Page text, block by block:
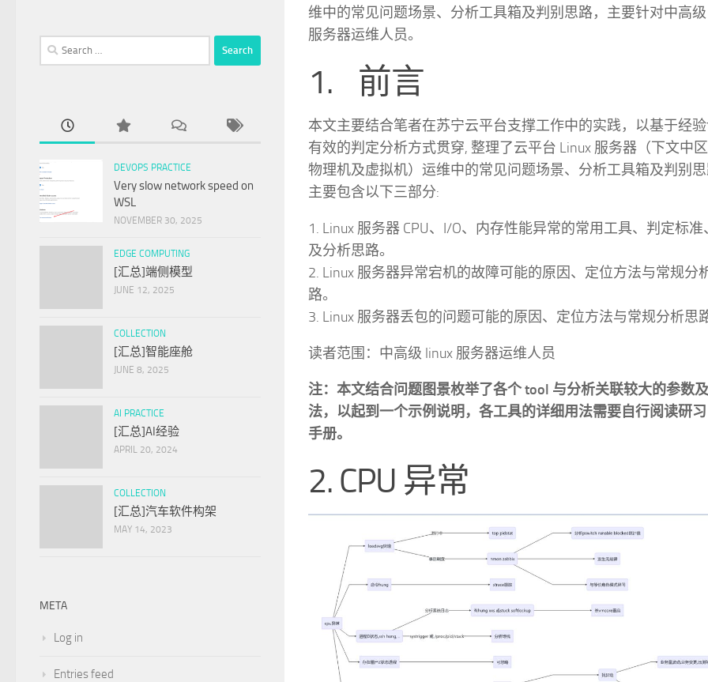
维中的常见问题场景、分析工具箱及判别思路，主要针对中高级
服务器运维人员。
1. 前言
本文主要结合笔者在苏宁云平台支撑工作中的实践，以基于经
有效的判定分析方式贯穿, 整理了云平台 Linux 服务器（下文中
物理机及虚拟机）运维中的常见问题场景、分析工具箱及判别
主要包含以下三部分:
1. Linux 服务器 CPU、I/O、内存性能异常的常用工具、判定标准
及分析思路。
2. Linux 服务器异常宕机的故障可能的原因、定位方法与常规分
路。
3. Linux 服务器丢包的问题可能的原因、定位方法与常规分析思
读者范围：中高级 linux 服务器运维人员
注：本文结合问题图景枚举了各个 tool 与分析关联较大的参数
法，以起到一个示例说明，各工具的详细用法需要自行阅读研
手册。
2. CPU 异常
Search
for:
DEVOPS PRACTICE
Very slow network speed on
WSL
NOVEMBER 30, 2025
EDGE COMPUTING
[汇总]端侧模型
JUNE 12, 2025
COLLECTION
[汇总]智能座舱
JUNE 8, 2025
AI PRACTICE
[汇总]AI经验
APRIL 20, 2024
COLLECTION
[汇总]汽车软件构架
MAY 14, 2023
META
Log in
Entries feed